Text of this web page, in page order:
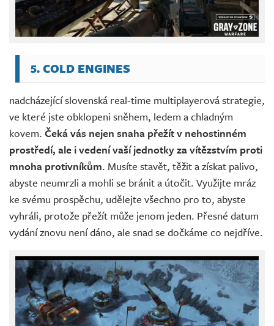
5. COLD ENGINES
nadcházející slovenská real-time multiplayerová strategie,
ve které jste obklopeni sněhem, ledem a chladným
kovem. Čeká vás nejen snaha přežít v nehostinném
prostředí, ale i vedení vaší jednotky za vítězstvím proti
mnoha protivníkům. Musíte stavět, těžit a získat palivo,
abyste neumrzli a mohli se bránit a útočit. Využijte mráz
ke svému prospěchu, udělejte všechno pro to, abyste
vyhráli, protože přežít může jenom jeden. Přesné datum
vydání znovu není dáno, ale snad se dočkáme co nejdříve.